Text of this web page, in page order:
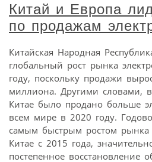
Китай и Европа
по продажам
Китайская Народная
глобальный рост рынка
году, поскольку продажи
миллиона. Другими словами,
Китае было продано больше
всем мире в 2020 году.
самым быстрым ростом рынка
Китае с 2015 года,
постепенное восстановление